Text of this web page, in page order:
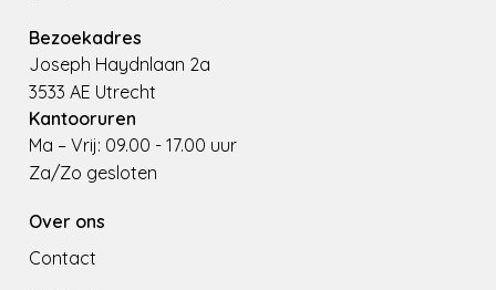
Bezoekadres
Joseph Haydnlaan 2a
3533 AE Utrecht
Kantooruren
Ma – Vrij: 09.00 - 17.00 uur
Za/Zo gesloten
Over ons
Contact